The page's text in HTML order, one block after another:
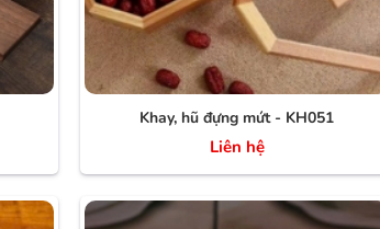
Khay, hũ đựng mứt - KH051
Liên hệ